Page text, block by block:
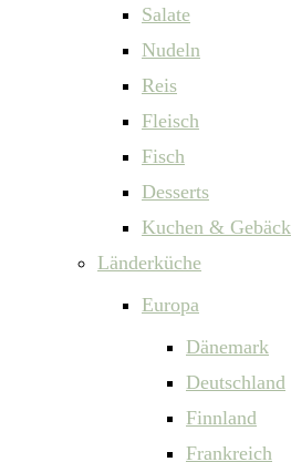
Salate
Nudeln
Reis
Fleisch
Fisch
Desserts
Kuchen & Gebäck
Länderküche
Europa
Dänemark
Deutschland
Finnland
Frankreich